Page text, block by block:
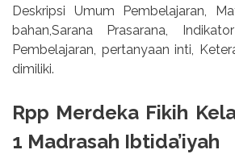
Deskripsi Umum Pembelajaran,
bahan,Sarana Prasarana,
Pembelajaran, pertanyaan inti,
dimiliki.
Rpp Merdeka Fikih
1 Madrasah Ibtida’iyah